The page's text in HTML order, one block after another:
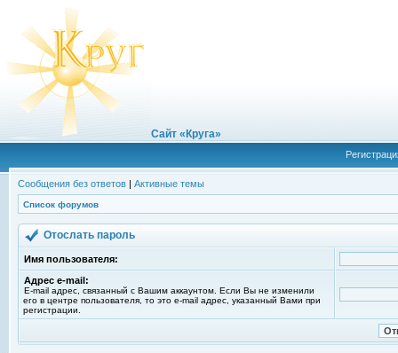
Сайт «Круга»
Сообщения без ответов | Активные темы
Список форумов
Отослать пароль
Имя пользователя:
Адрес e-mail:
E-mail адрес, связанный с Вашим аккаунтом. Если Вы не изменили
его в центре пользователя, то это e-mail адрес, указанный Вами при
регистрации.